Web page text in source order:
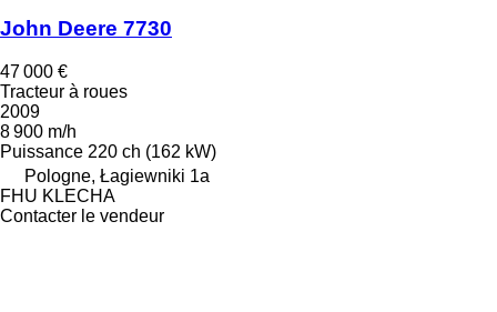
John Deere 7730
47 000 €
Tracteur à roues
2009
8 900 m/h
Puissance 220 ch (162 kW)
Pologne, Łagiewniki 1a
FHU KLECHA
Contacter le vendeur